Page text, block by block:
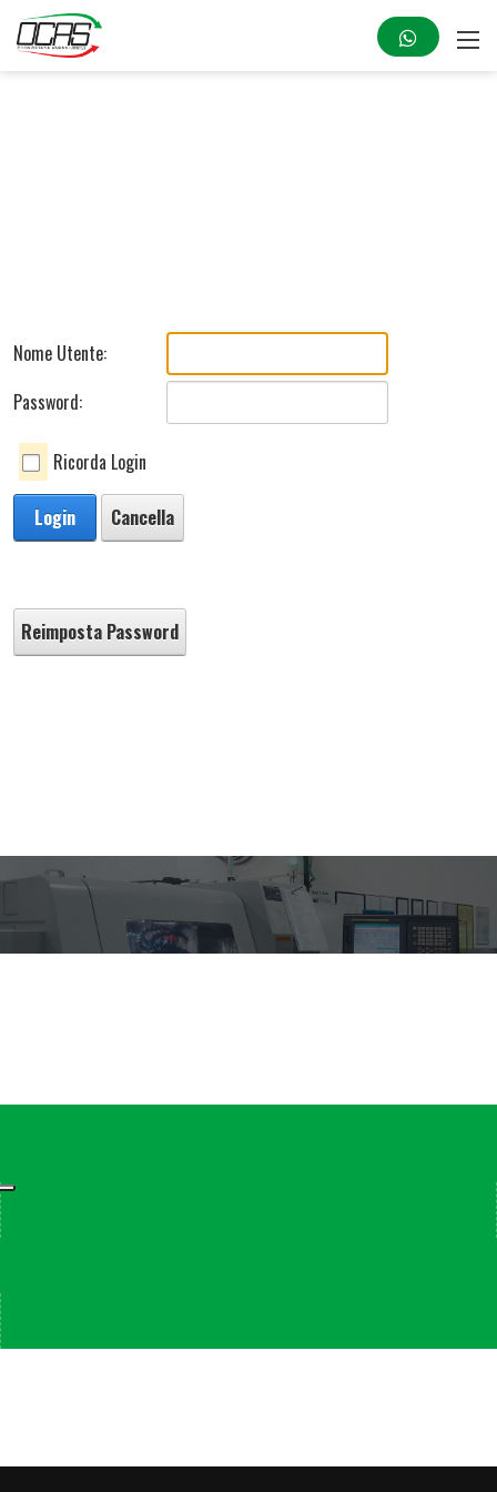
Nome Utente:
Password:
Ricorda Login
Login Cancella
Reimposta Password